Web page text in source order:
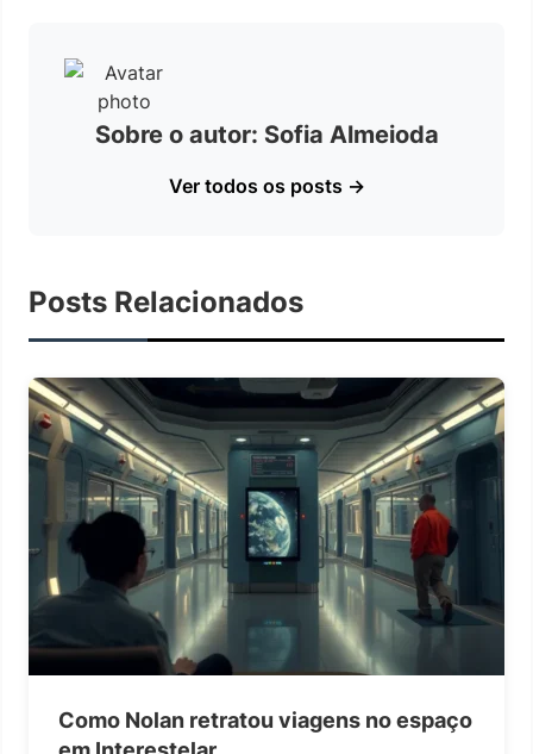
Sobre o autor: Sofia Almeioda
Ver todos os posts →
Posts Relacionados
Como Nolan retratou viagens no espaço